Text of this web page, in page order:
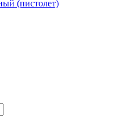
(пистолет)